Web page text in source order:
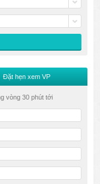
Đặt hẹn xem VP
vòng 30 phút tới